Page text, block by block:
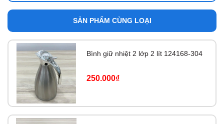
SẢN PHẨM CÙNG LOẠI
Bình giữ nhiệt 2 lớp 2 lít 124168-304
250.000₫